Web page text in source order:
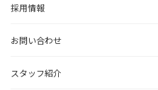
採用情報
お問い合わせ
スタッフ紹介